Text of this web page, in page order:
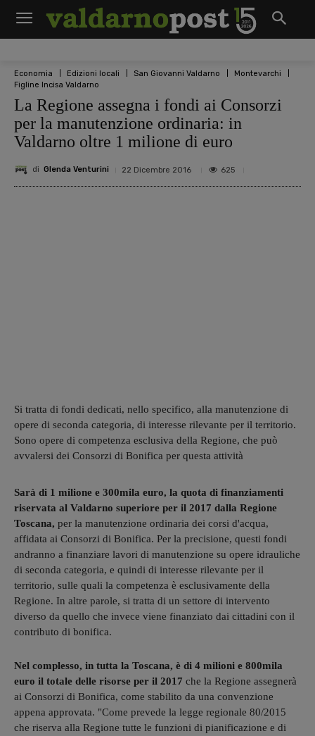
Economia Edizioni locali San Giovanni Valdarno
Montevarchi
Figline Incisa Valdarno
La Regione assegna i fondi ai Consorzi
per la manutenzione ordinaria: in
Valdarno oltre 1 milione di euro
di Glenda Venturini 22 Dicembre 2016 625
Si tratta di fondi dedicati, nello specifico, alla manutenzione di
opere di seconda categoria, di interesse rilevante per il territorio.
Sono opere di competenza esclusiva della Regione, che può
avvalersi dei Consorzi di Bonifica per questa attività
Sarà di 1 milione e 300mila euro, la quota di finanziamenti
riservata al Valdarno superiore per il 2017 dalla Regione
Toscana, per la manutenzione ordinaria dei corsi d'acqua,
affidata ai Consorzi di Bonifica. Per la precisione, questi fondi
andranno a finanziare lavori di manutenzione su opere idrauliche
di seconda categoria, e quindi di interesse rilevante per il
territorio, sulle quali la competenza è esclusivamente della
Regione. In altre parole, si tratta di un settore di intervento
diverso da quello che invece viene finanziato dai cittadini con il
contributo di bonifica.
Nel complesso, in tutta la Toscana, è di 4 milioni e 800mila
euro il totale delle risorse per il 2017 che la Regione assegnerà
ai Consorzi di Bonifica, come stabilito da una convenzione
appena approvata. "Come prevede la legge regionale 80/2015
che riserva alla Regione tutte le funzioni di pianificazione e di